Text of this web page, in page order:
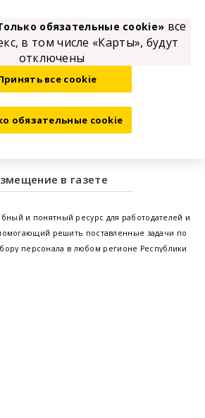
в газете
и понятный ресурс для работодателей и
решить поставленные задачи по
персонала в любом регионе Республики
обязательные cookie» все
в том числе «Карты», будут
отключены
все cookie
обязательные cookie